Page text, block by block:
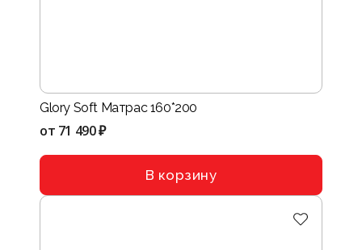
Glory Soft Матрас 160*200
от 71 490 ₽
В корзину